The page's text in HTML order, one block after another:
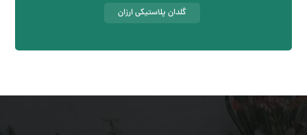
گلدان پلاستیکی ارزان